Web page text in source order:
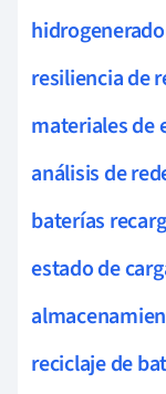
resiliencia de
materiales de
análisis de
baterías
estado de
reciclaje de